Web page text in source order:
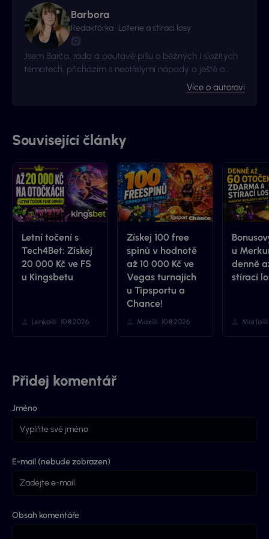
Barbora
Redaktorka · Loterie a stírací losy
Jsem Barča, ráda a poutavě píšu o běžných i složitých
tématech, přicházím s neotřelými nápady a ještě o
kousek radši se zlepšuji a získávám nové zkušenosti. I to
je důvod proč jsme s Vyhraj.cz navázali kontakt -
Více o autorovi
Související články
Letní točení s
Tech4Bet: Získej
20 000 Kč ve FS
u Kingsbetu
Lenka 10.8.2026
Získej 100 free
spinů v hodnotě
až 10 000 Kč ve
Vegas turnajích
u Tipsportu a
Chance!
Max 10.8.2026
u
denně
stírací
Marťa
Přidej komentář
Jméno
E-mail (nebude zobrazen)
Obsah komentáře